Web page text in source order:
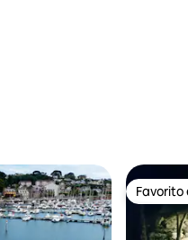
Favorito
Favorito